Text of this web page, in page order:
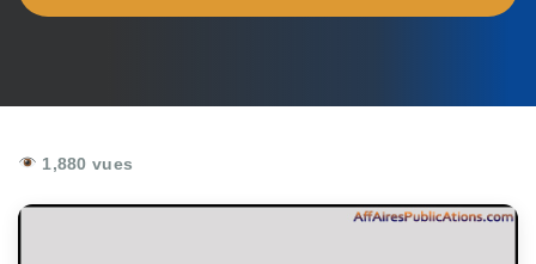
1,880 vues